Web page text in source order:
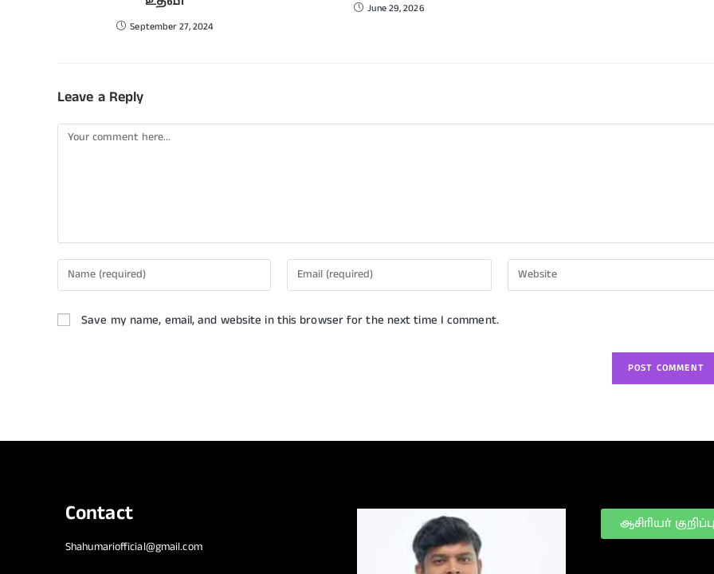
September 27, 2024
June 29, 2026
Leave a Reply
Save my name, email, and website in this browser for the next time I comment.
Contact
Shahumariofficial@gmail.com
ஆசிரியர் குறிப்பு